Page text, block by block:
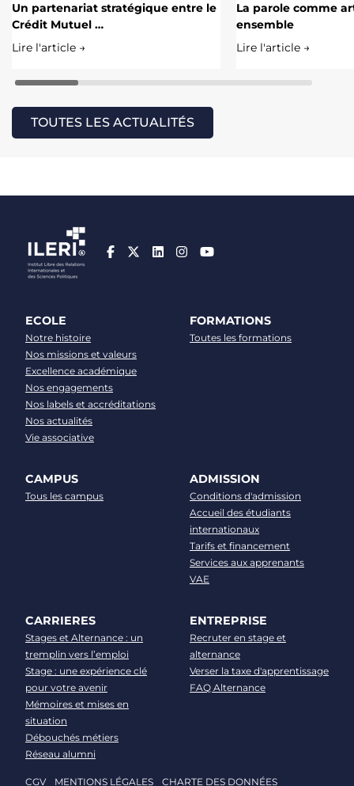
Un partenariat stratégique entre le
Crédit Mutuel …
Lire l'article →
La parole comme
ensemble
Lire l'article →
TOUTES LES ACTUALITÉS
ECOLE
Notre histoire
Nos missions et valeurs
Excellence académique
Nos engagements
Nos labels et accréditations
Nos actualités
Vie associative
FORMATIONS
Toutes les formations
CAMPUS
Tous les campus
ADMISSION
Conditions d'admission
Accueil des étudiants
internationaux
Tarifs et financement
Services aux apprenants
VAE
CARRIERES
Stages et Alternance : un
tremplin vers l’emploi
Stage : une expérience clé
pour votre avenir
Mémoires et mises en
situation
Débouchés métiers
Réseau alumni
ENTREPRISE
Recruter en stage et
alternance
Verser la taxe d'apprentissage
FAQ Alternance
CGV MENTIONS LÉGALES CHARTE DES DONNÉES